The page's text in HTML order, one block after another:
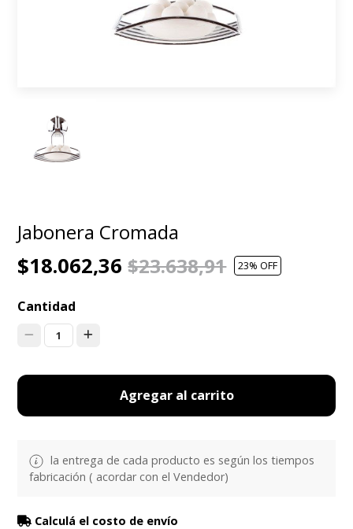
Jabonera Cromada
$18.062,36$23.638,91 23% OFF
Cantidad
1
Agregar al carrito
la entrega de cada producto es según los tiempos
fabricación ( acordar con el Vendedor)
Calculá el costo de envío